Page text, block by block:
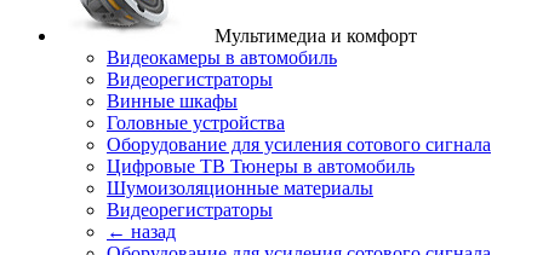
Мультимедиа и комфорт
Видеокамеры в автомобиль
Видеорегистраторы
Винные шкафы
Головные устройства
Оборудование для усиления сотового сигнала
Цифровые ТВ Тюнеры в автомобиль
Шумоизоляционные материалы
Видеорегистраторы
← назад